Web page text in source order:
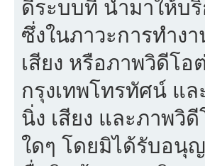
ดีระบบที่ นำมาให้บ
ซึ่งในภาวะการทำง
เสียง หรือภาพวิดีโ
กรุงเทพโทรทัศน์ แ
นิ่ง เสียง และภาพวิ
ใดๆ โดยมิได้รับอนุ